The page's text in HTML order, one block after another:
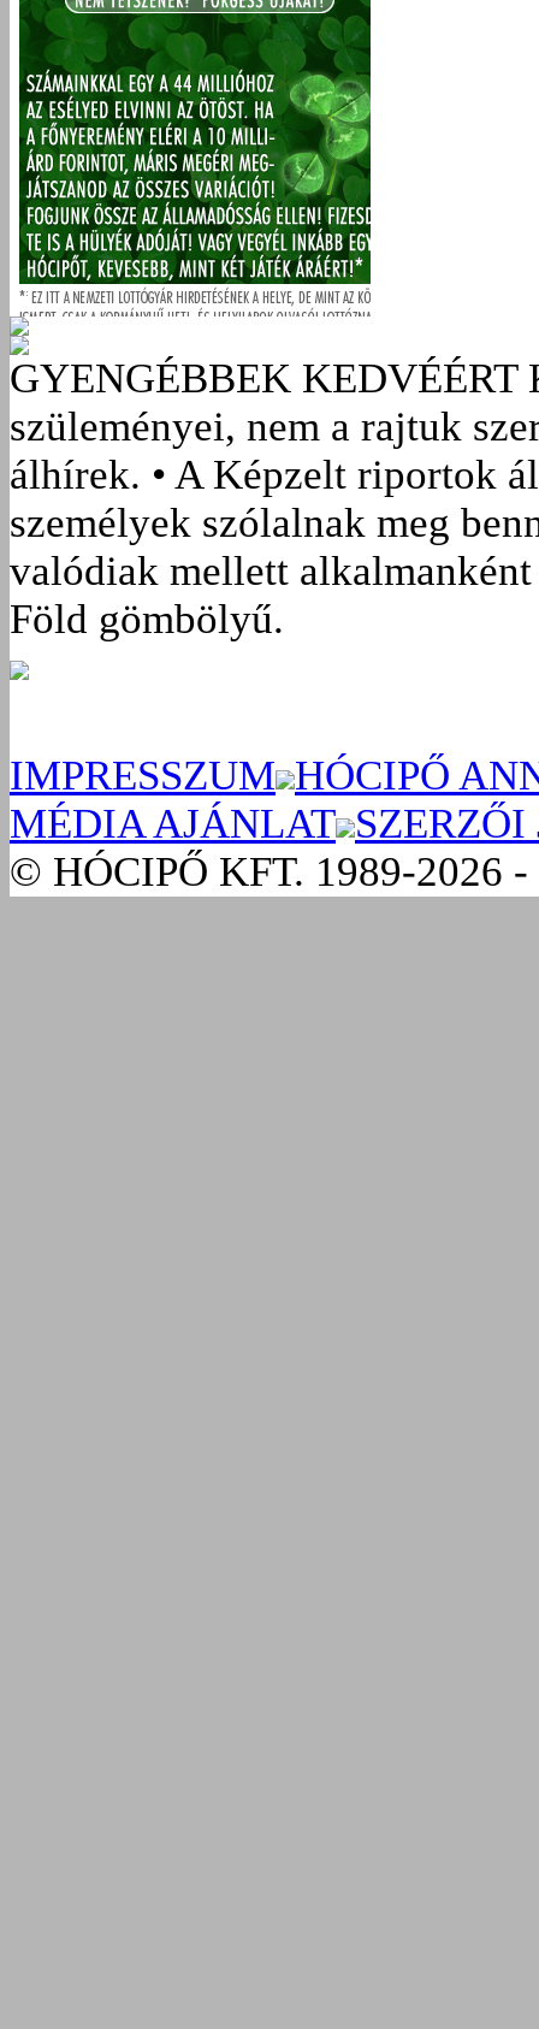
GYENGÉBBEK KEDVÉÉRT
szüleményei, nem a rajtuk
álhírek. • A Képzelt riportok
személyek szólalnak meg
valódiak mellett
Föld gömbölyű.
IMPRESSZUM HÓCIPŐ
MÉDIA AJÁNLAT SZERZŐI
© HÓCIPŐ KFT. 1989-2026